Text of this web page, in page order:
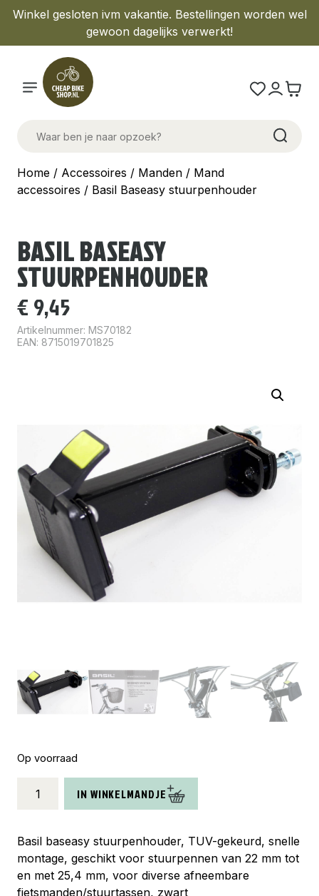
Winkel gesloten ivm vakantie. Bestellingen worden wel
gewoon dagelijks verwerkt!
Home / Accessoires / Manden / Mand
accessoires / Basil Baseasy stuurpenhouder
BASIL BASEASY
STUURPENHOUDER
€ 9,45
Artikelnummer: MS70182
EAN: 8715019701825
Op voorraad
Baseasy
aantal
IN WINKELMANDJE
Basil baseasy stuurpenhouder, TUV-gekeurd, snelle
montage, geschikt voor stuurpennen van 22 mm tot
en met 25,4 mm, voor diverse afneembare
fietsmanden/stuurtassen, zwart